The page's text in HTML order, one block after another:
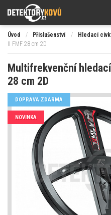
Úvod / Příslušenství / Hledací
II FMF 28 cm 2D
Multifrekvenční hledací
28 cm 2D
DOPRAVA ZDARMA
NOVINKA